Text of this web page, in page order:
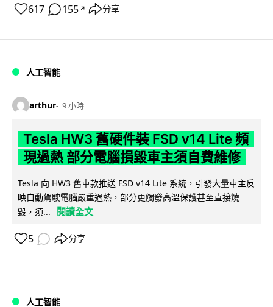
617 155 ↗ 分享
人工智能
arthur 9 小時
Tesla HW3 舊硬件裝 FSD v14 Lite 頻
現過熱 部分電腦損毀車主須自費維修
Tesla 向 HW3 舊車款推送 FSD v14 Lite 系統，引發大量車主反
映自動駕駛電腦嚴重過熱，部分更觸發高溫保護甚至直接燒
毀，須...
閱讀全文
5 分享
人工智能